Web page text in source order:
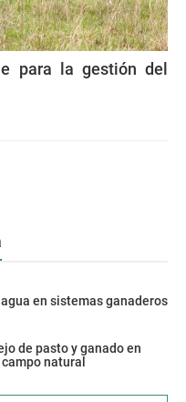
para la gestión del
en sistemas ganaderos
de pasto y ganado en
natural